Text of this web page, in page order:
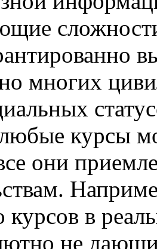
многих
любые курсы
они
курсов в
не